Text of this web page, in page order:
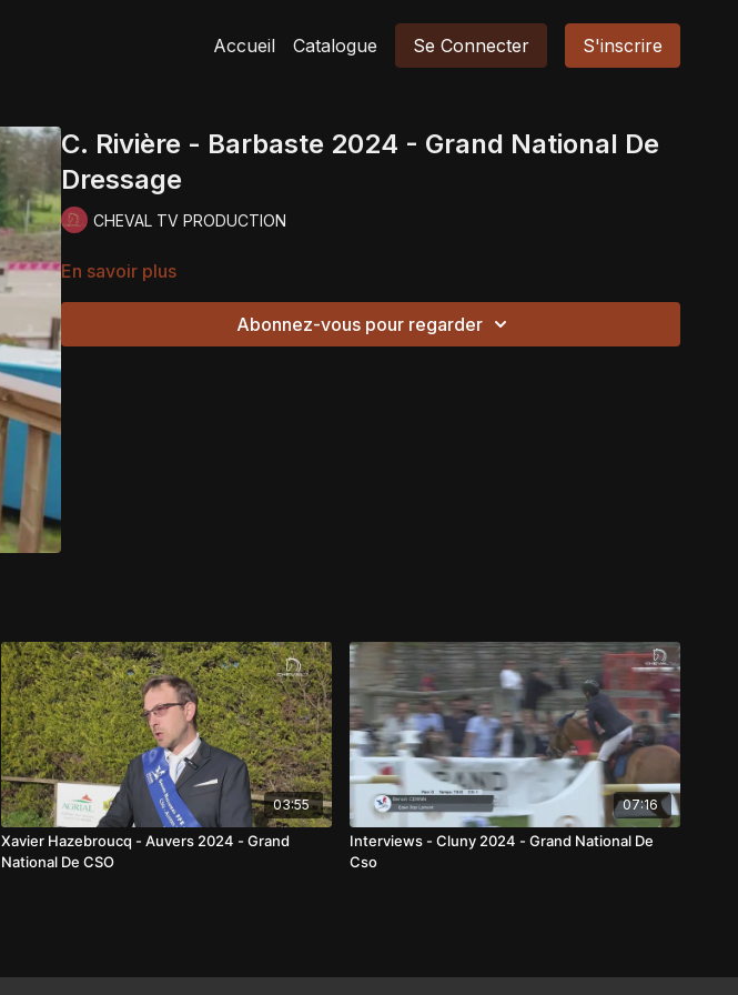
Accueil Catalogue Se Connecter S'inscrire
C. Rivière - Barbaste 2024 - Grand National De
Dressage
CHEVAL TV PRODUCTION
En savoir plus
Abonnez-vous pour regarder
03:55
Xavier Hazebroucq - Auvers 2024 - Grand
National De CSO
07:16
Interviews - Cluny 2024 - Grand National De
Cso